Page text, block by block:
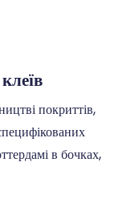
покриттів,
в бочках,